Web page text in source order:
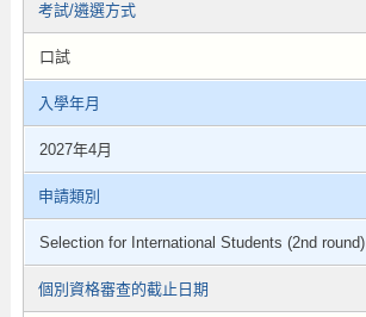
考試/遴選方式
口試
入學年月
2027年4月
申請類別
Selection for International Students (2nd round)
個別資格審查的截止日期